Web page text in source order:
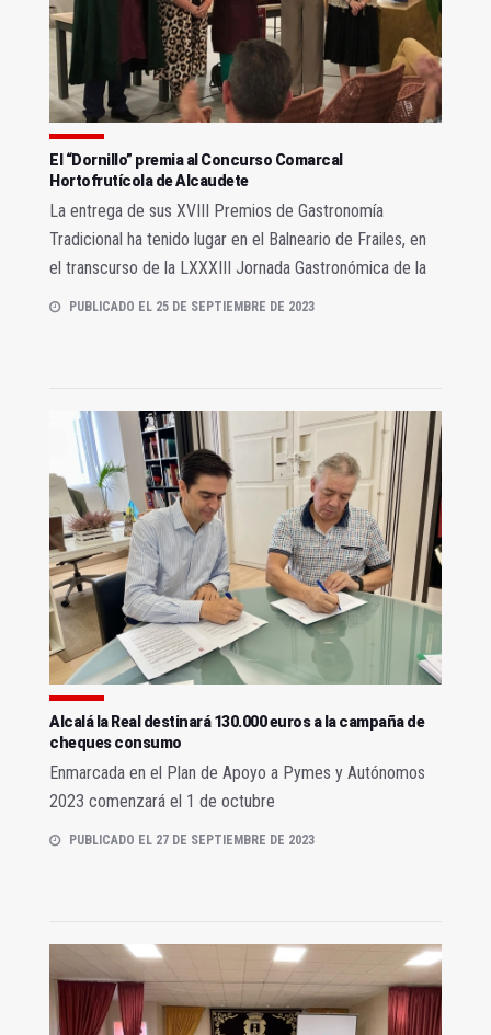
El “Dornillo” premia al Concurso Comarcal
Hortofrutícola de Alcaudete
La entrega de sus XVIII Premios de Gastronomía
Tradicional ha tenido lugar en el Balneario de Frailes, en
el transcurso de la LXXXIII Jornada Gastronómica de la
PUBLICADO EL 25 DE SEPTIEMBRE DE 2023
Alcalá la Real destinará 130.000 euros a la campaña de
cheques consumo
Enmarcada en el Plan de Apoyo a Pymes y Autónomos
2023 comenzará el 1 de octubre
PUBLICADO EL 27 DE SEPTIEMBRE DE 2023